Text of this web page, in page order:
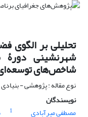
تحلیلی بر الگوی
شهرنشینی دورۀ
شاخص‌های
نوع مقاله : پژوهشی - بنیادی
نویسندگان
مصطفی میرآبادی
1